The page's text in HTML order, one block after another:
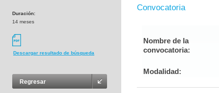
Duración:
14 meses
Descargar resultado de búsqueda
Regresar
Convocatoria
Nombre de la
convocatoria:
Modalidad: